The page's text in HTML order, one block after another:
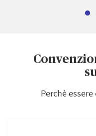
Perchè